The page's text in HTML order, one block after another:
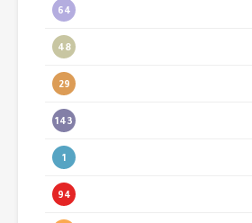
64
48
29
143
1
94